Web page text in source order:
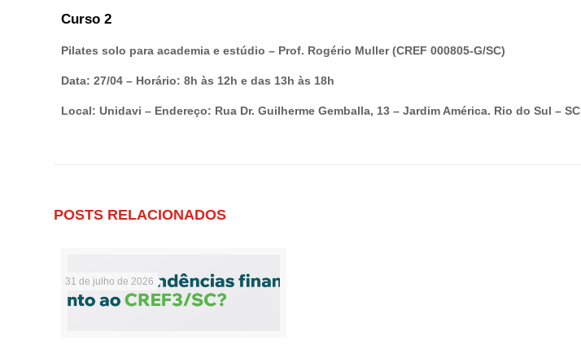
Curso 2
Pilates solo para academia e estúdio – Prof. Rogério Muller (CREF 000805-G/SC)
Data: 27/04 – Horário: 8h às 12h e das 13h às 18h
Local: Unidavi – Endereço: Rua Dr. Guilherme Gemballa, 13 – Jardim América. Rio do Sul – SC
POSTS RELACIONADOS
31 de julho de 2026